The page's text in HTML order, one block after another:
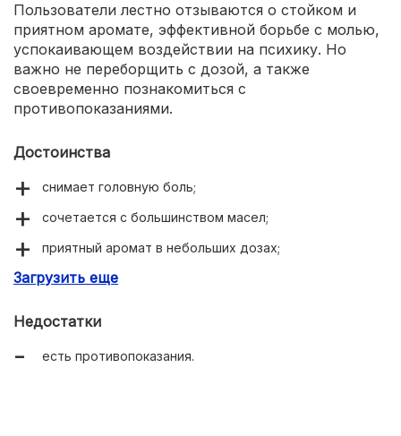
Пользователи лестно отзываются о стойком и
приятном аромате, эффективной борьбе с молью,
успокаивающем воздействии на психику. Но
важно не переборщить с дозой, а также
своевременно познакомиться с
противопоказаниями.
Достоинства
снимает головную боль;
сочетается с большинством масел;
приятный аромат в небольших дозах;
доступная цена.
Загрузить еще
Недостатки
есть противопоказания.